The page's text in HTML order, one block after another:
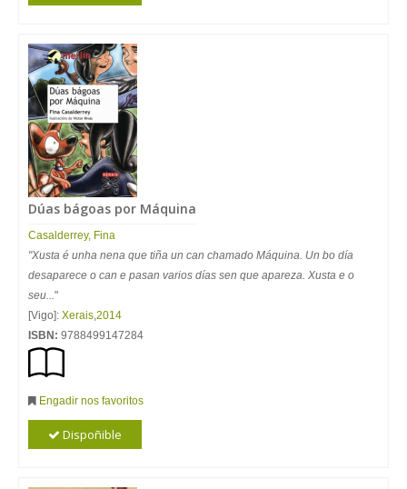
Dúas bágoas por Máquina
Casalderrey, Fina
"Xusta é unha nena que tiña un can chamado Máquina. Un bo día
desaparece o can e pasan varios días sen que apareza. Xusta e o
seu..."
[Vigo]: Xerais,2014
ISBN: 9788499147284
Engadir nos favoritos
Dispoñible